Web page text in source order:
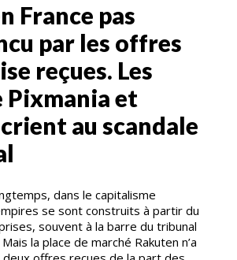
France pas
par les offres
reçues. Les
Pixmania et
au scandale
dans le capitalisme
se sont construits à partir du
souvent à la barre du tribunal
la place de marché Rakuten n’a